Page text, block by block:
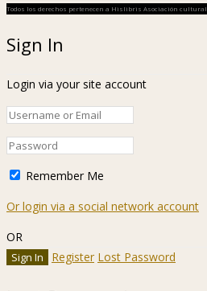
Todos los derechos pertenecen a Hislibris Asociación cultural
Sign In
Login via your site account
Remember Me
Or login via a social network account
OR
Register Lost Password